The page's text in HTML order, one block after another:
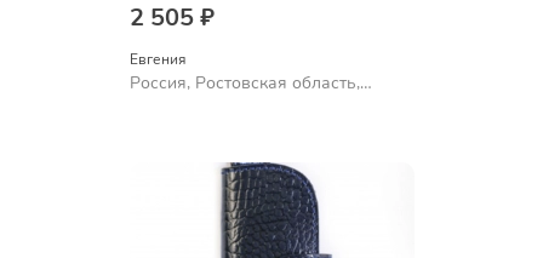
2 505 ₽
Евгения
Россия, Ростовская область,